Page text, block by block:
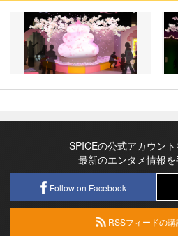
SPICEの公式アカウン
最新のエンタメ情報
Follow on Facebook
RSSフィードの購